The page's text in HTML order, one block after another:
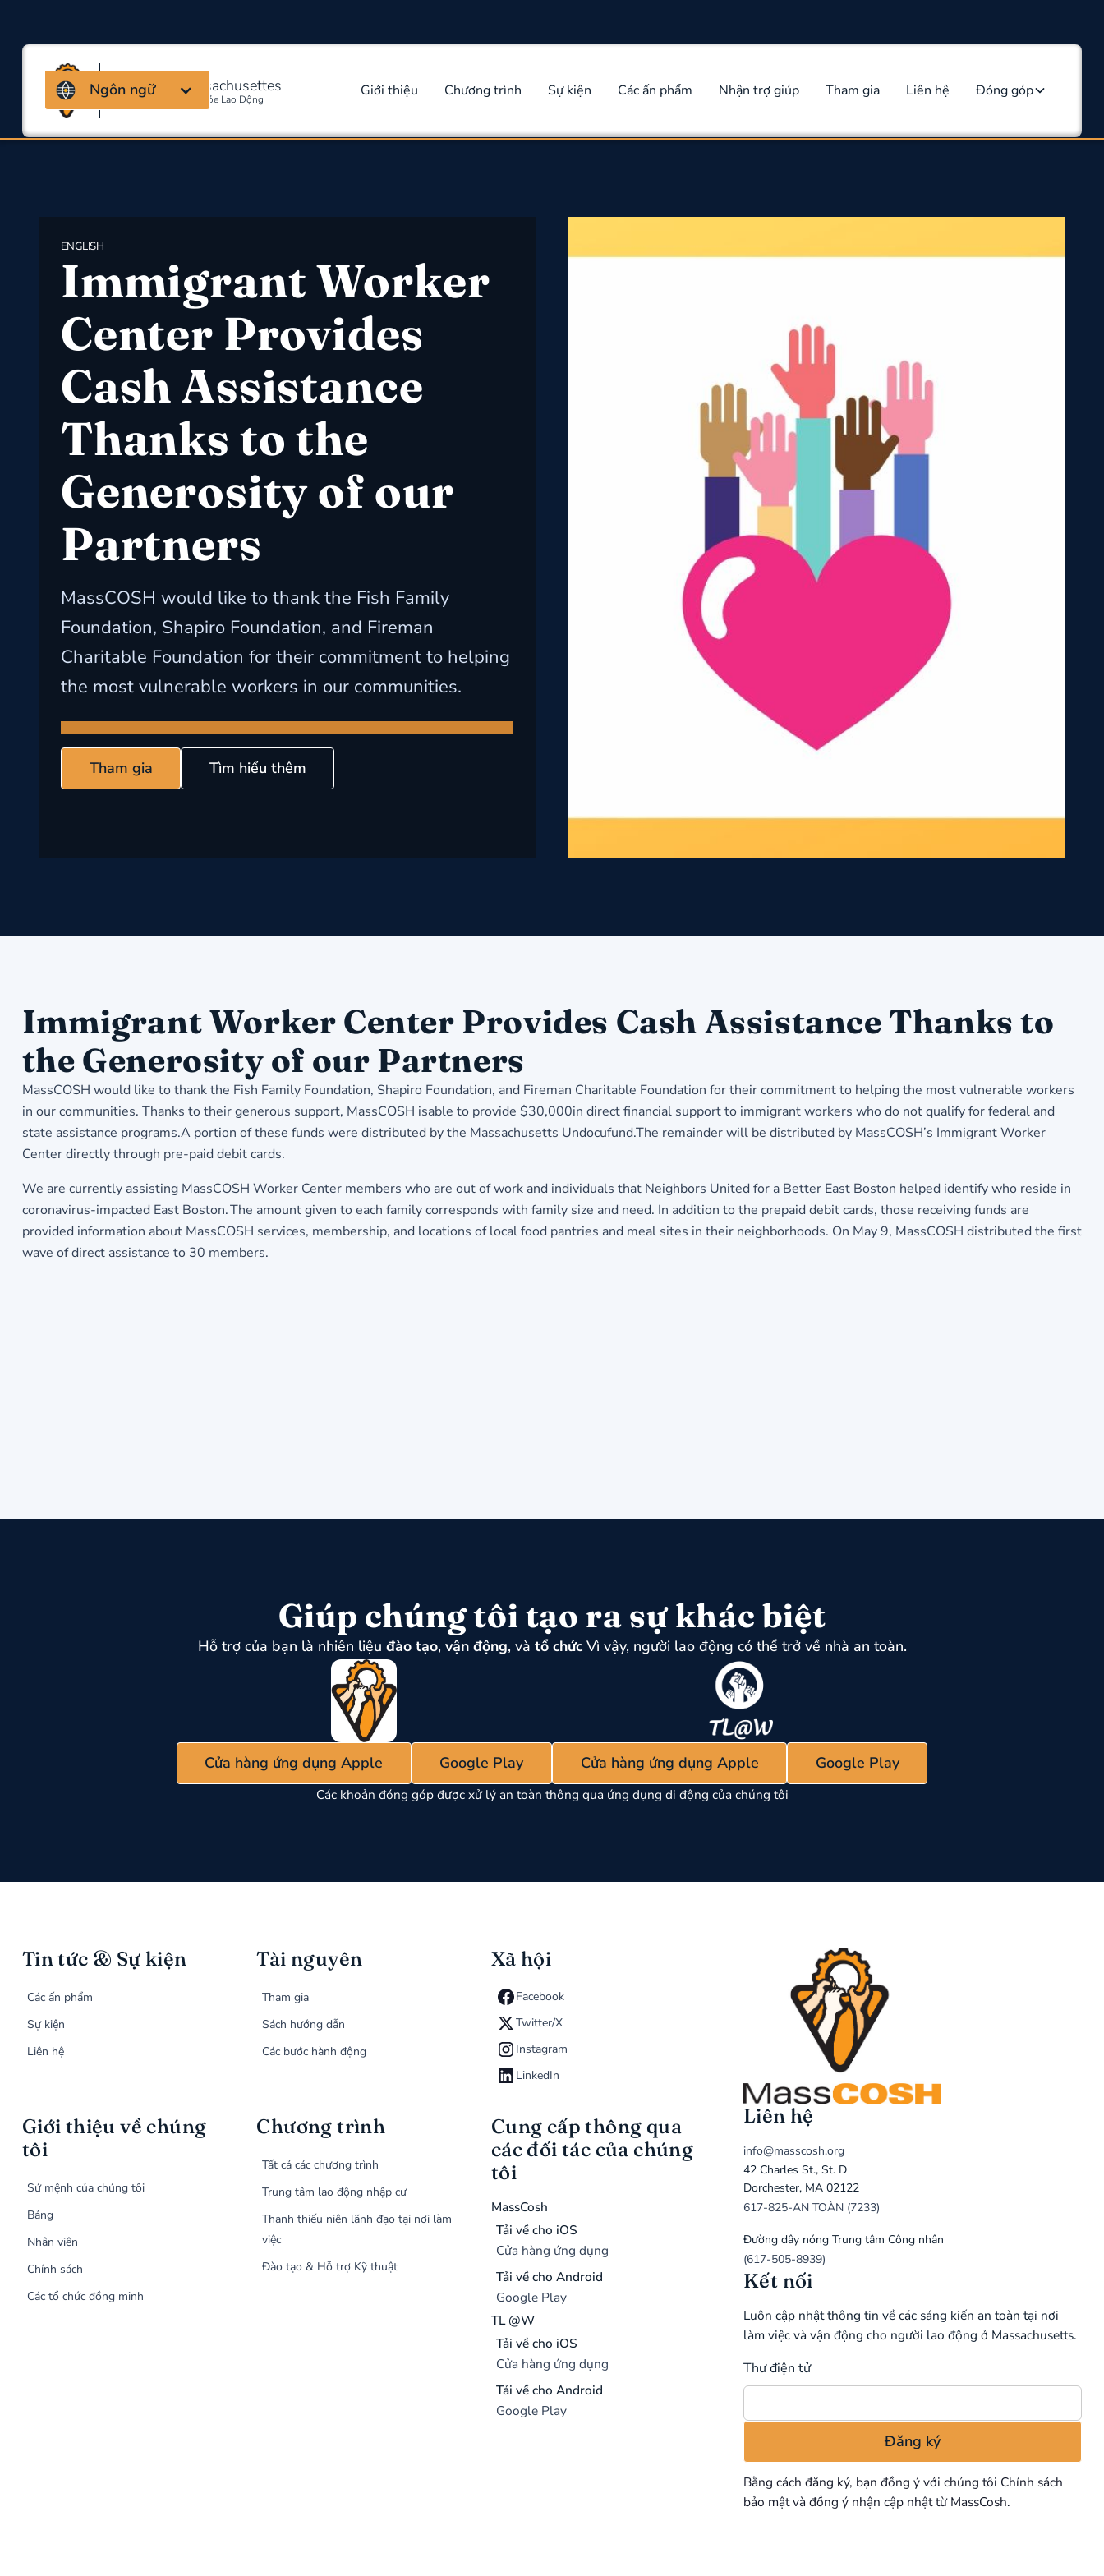
Liên minh Massachusettes
Về An Toàn Và Sức Khỏe Lao Động Giới thiệu Chương trình Sự kiện Các ấn phẩm Nhận trợ giúp Tham gia Liên hệ Đóng góp
Ngôn ngữ
ENGLISH
Immigrant Worker
Center Provides
Cash Assistance
Thanks to the
Generosity of our
Partners
MassCOSH would like to thank the Fish Family
Foundation, Shapiro Foundation, and Fireman
Charitable Foundation for their commitment to helping
the most vulnerable workers in our communities.
Tham gia Tìm hiểu thêm
Immigrant Worker Center Provides Cash Assistance Thanks to
the Generosity of our Partners
MassCOSH would like to thank the Fish Family Foundation, Shapiro Foundation, and Fireman Charitable Foundation for their commitment to helping the most vulnerable workers
in our communities. Thanks to their generous support, MassCOSH isable to provide $30,000in direct financial support to immigrant workers who do not qualify for federal and
state assistance programs.A portion of these funds were distributed by the Massachusetts Undocufund.The remainder will be distributed by MassCOSH’s Immigrant Worker
Center directly through pre-paid debit cards.
We are currently assisting MassCOSH Worker Center members who are out of work and individuals that Neighbors United for a Better East Boston helped identify who reside in
coronavirus-impacted East Boston. The amount given to each family corresponds with family size and need. In addition to the prepaid debit cards, those receiving funds are
provided information about MassCOSH services, membership, and locations of local food pantries and meal sites in their neighborhoods. On May 9, MassCOSH distributed the first
wave of direct assistance to 30 members.
Giúp chúng tôi tạo ra sự khác biệt
Hỗ trợ của bạn là nhiên liệu đào tạo, vận động, và tổ chứcVì vậy, người lao động có thể trở về nhà an toàn.
Cửa hàng ứng dụng Apple Google Play Cửa hàng ứng dụng Apple Google Play
Các khoản đóng góp được xử lý an toàn thông qua ứng dụng di động của chúng tôi
Tin tức & Sự kiện
Các ấn phẩm
Sự kiện
Liên hệ
Tài nguyên
Tham gia
Sách hướng dẫn
Các bước hành động
Xã hội
Facebook
Twitter/X
Instagram
LinkedIn
Giới thiệu về chúng
tôi
Sứ mệnh của chúng tôi
Bảng
Nhân viên
Chính sách
Các tổ chức đồng minh
Chương trình
Tất cả các chương trình
Trung tâm lao động nhập cư
Thanh thiếu niên lãnh đạo tại nơi làm
việc
Đào tạo & Hỗ trợ Kỹ thuật
Cung cấp thông qua
các đối tác của chúng
tôi
MassCosh
Tải về cho iOS
Cửa hàng ứng dụng
Tải về cho Android
Google Play
TL @W
Tải về cho iOS
Cửa hàng ứng dụng
Tải về cho Android
Google Play
Liên hệ
info@masscosh.org
42 Charles St., St. D
Dorchester, MA 02122
617-825-AN TOÀN (7233)
Đường dây nóng Trung tâm Công nhân
(617-505-8939)
Kết nối
Luôn cập nhật thông tin về các sáng kiến an toàn tại nơi
làm việc và vận động cho người lao động ở Massachusetts.
Thư điện tử
Bằng cách đăng ký, bạn đồng ý với chúng tôi Chính sách
bảo mậtvà đồng ý nhận cập nhật từ MassCosh.